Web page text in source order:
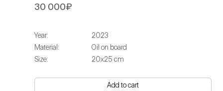
30 000₽
Year:
2023
Material:
Oil on board
Size:
20х25 cm
Add to cart